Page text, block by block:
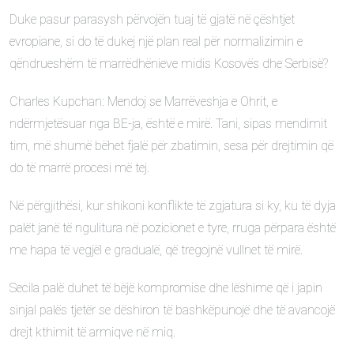
Duke pasur parasysh përvojën tuaj të gjatë në çështjet
evropiane, si do të dukej një plan real për normalizimin e
qëndrueshëm të marrëdhënieve midis Kosovës dhe Serbisë?
Charles Kupchan: Mendoj se Marrëveshja e Ohrit, e
ndërmjetësuar nga BE-ja, është e mirë. Tani, sipas mendimit
tim, më shumë bëhet fjalë për zbatimin, sesa për drejtimin që
do të marrë procesi më tej.
Në përgjithësi, kur shikoni konflikte të zgjatura si ky, ku të dyja
palët janë të ngulitura në pozicionet e tyre, rruga përpara është
me hapa të vegjël e gradualë, që tregojnë vullnet të mirë.
Secila palë duhet të bëjë kompromise dhe lëshime që i japin
sinjal palës tjetër se dëshiron të bashkëpunojë dhe të avancojë
drejt kthimit të armiqve në miq.